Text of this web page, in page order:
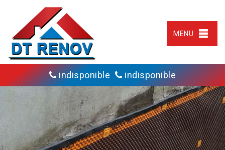
MENU
indisponible indisponible